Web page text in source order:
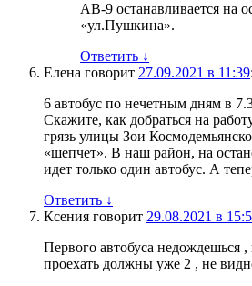
АВ-9 останавливается на
«ул.Пушкина».
Ответить ↓
Елена говорит 27.09.2021 в 11:39:
6 автобус по нечетным дням в
Скажите, как добраться на
грязь улицы Зои
«шепчет». В наш район, на
идет только один автобус. А
Ответить ↓
Ксения говорит 29.08.2021 в
Первого автобуса недождешься
проехать должны уже 2 , не